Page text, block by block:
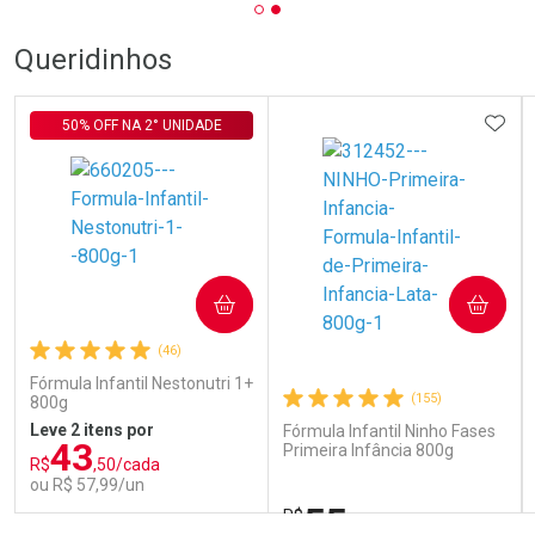
Queridinhos
(46)
Fórmula Infantil Nestonutri 1+
800g
50% OFF NA 2° UNIDADE
Leve 2 itens por
R$43,50/cada
ou R$ 57,99/un
COMPRAR
(155)
Fórmula Infantil Ninho Fases
Primeira Infância 800g
R$55
COMPRAR